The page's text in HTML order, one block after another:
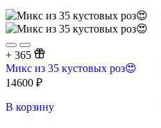
+ 365
Микс из 35 кустовых роз😍
14600 ₽
В корзину